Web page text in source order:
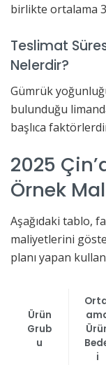
birlikte ortalama
Teslimat
Nelerdir?
Gümrük
bulunduğu
başlıca
2025
Örnek
Aşağıdaki tablo,
maliyetlerini
planı yapan
Ürün
Grub
u
i